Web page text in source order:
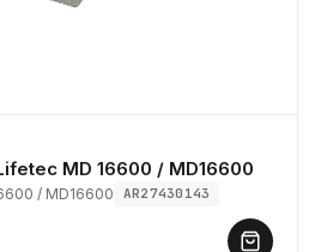
MD 16600 / MD16600
/ MD16600 AR27430143